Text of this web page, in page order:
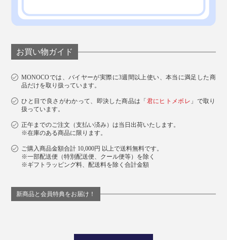
お買い物ガイド
MONOCOでは、バイヤーが実際に3週間以上使い、本当に満足した商
品だけを取り扱っています。
ひと目で良さがわかって、即決した商品は「君にヒトメボレ 」で取り
扱っています。
正午までのご注文（支払い済み）は当日出荷いたします。
※在庫のある商品に限ります。
ご購入商品金額合計 10,000円 以上で送料無料です。
※一部配送便（特別配送便、クール便等）を除く
※ギフトラッピング料、配送料を除く合計金額
新商品と会員特典をお届け！